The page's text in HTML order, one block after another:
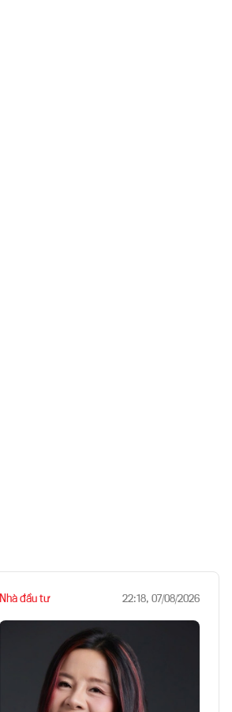
Nhà đầu tư 22:18, 07/08/2026